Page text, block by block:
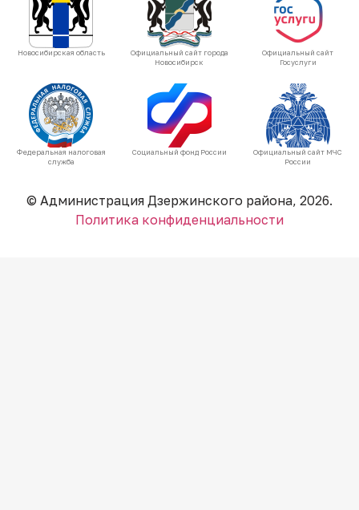
Новосибирская область
Официальный сайт города
Новосибирск
Официальный сайт
Госуслуги
Федеральная налоговая
служба
Социальный фонд России
Официальный сайт МЧС
России
© Администрация Дзержинского района, 2026.
Политика конфиденциальности